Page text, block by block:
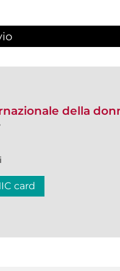
della
card